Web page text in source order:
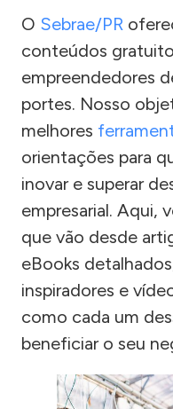
O Sebrae/PR
conteúdos
empreendedores
portes. Nosso
melhores
orientações para
inovar e superar
empresarial. Aqui,
que vão desde
eBooks
inspiradores e
como cada um
beneficiar o seu